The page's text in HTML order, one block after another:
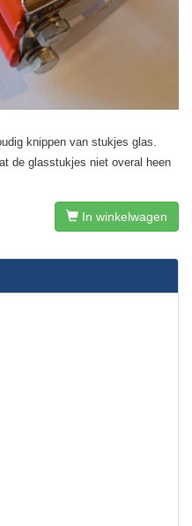
knippen van stukjes glas.
de glasstukjes niet overal heen
In winkelwagen